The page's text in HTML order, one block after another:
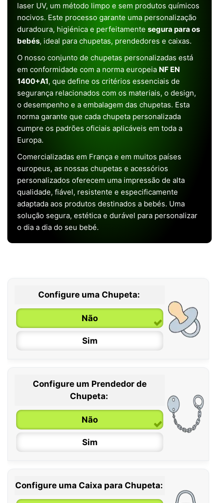
laser UV, um método limpo e sem produtos químicos
nocivos. Este processo garante uma personalização
duradoura, higiénica e perfeitamente segura para os
bebés, ideal para chupetas, prendedores e caixas.
O nosso conjunto de chupetas personalizadas está
em conformidade com a norma europeia NF EN
1400+A1, que define os critérios essenciais de
segurança relacionados com os materiais, o design,
o desempenho e a embalagem das chupetas. Esta
norma garante que cada chupeta personalizada
cumpre os padrões oficiais aplicáveis em toda a
Europa.
Comercializadas em França e em muitos países
europeus, as nossas chupetas e acessórios
personalizados oferecem uma impressão de alta
qualidade, fiável, resistente e especificamente
adaptada aos produtos destinados a bebés. Uma
solução segura, estética e durável para personalizar
o dia a dia do seu bebé.
Configure uma Chupeta:
Não
Sim
0 / 6 meses
6 / 36 meses
Configure um Prendedor de
Chupeta:
Não
Sim
Configure uma Caixa para Chupeta: